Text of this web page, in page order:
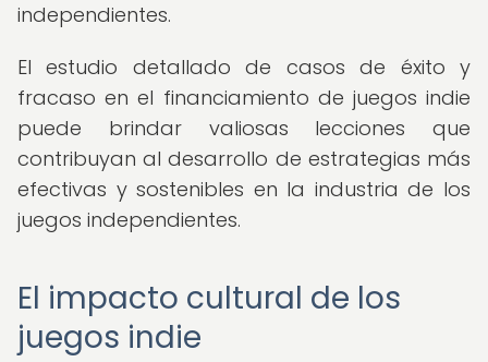
independientes.
El estudio detallado de casos de éxito y
fracaso en el financiamiento de juegos indie
puede brindar valiosas lecciones que
contribuyan al desarrollo de estrategias más
efectivas y sostenibles en la industria de los
juegos independientes.
El impacto cultural de los
juegos indie